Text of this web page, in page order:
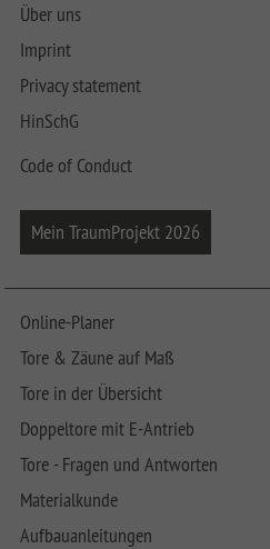
Über uns
Imprint
Privacy statement
HinSchG
Code of Conduct
Mein TraumProjekt 2026
Online-Planer
Tore & Zäune auf Maß
Tore in der Übersicht
Doppeltore mit E-Antrieb
Tore - Fragen und Antworten
Materialkunde
Aufbauanleitungen